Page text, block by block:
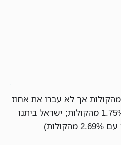
(מפלגות שקיבלו מעל 1% מהקולות אך לא עברו את אחוז
החסימה: רע"מ-בל"ד עם 1.75% מהקולות; ישראל ביתנו